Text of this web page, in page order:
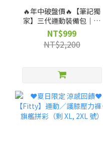
🔥年中破盤價🔥【筆記獨
家】三代運動裝備包｜運
動、生活、旅行，全場景
機能裝備包 ★ (贈)【筆記
獨家】客製不織布袋
NT$999
NT$2,200